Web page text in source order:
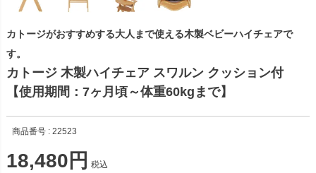
カトージがおすすめする大人まで使える木製ベビーハイチェアで
す。
カトージ 木製ハイチェア スワルン クッション付
【使用期間：7ヶ月頃～体重60kgまで】
商品番号 22523
18,480 税込